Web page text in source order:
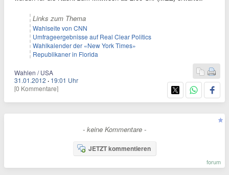
Links zum Thema
Wahlseite von CNN
Umfrageergebnisse auf Real Clear Politics
Wahlkalender der «New York Times»
Republikaner in Florida
Wahlen / USA
31.01.2012 · 19:01 Uhr
[0 Kommentare]
- keine Kommentare -
JETZT kommentieren
forum